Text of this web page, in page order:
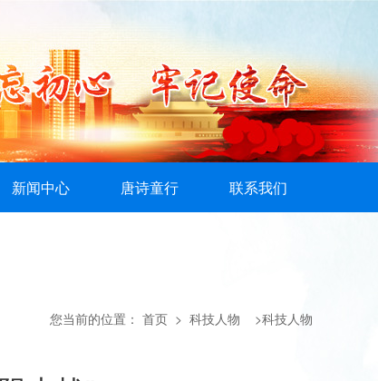
新闻中心 唐诗童行 联系我们
您当前的位置： 首页 > 科技人物 >科技人物